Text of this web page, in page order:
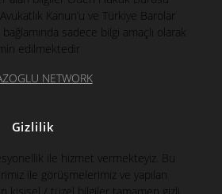
Kanun’u ve Türkiye Barolar
sadece bilgi amaçlı olarak
edilmektedir
NETWORK
Gizlilik
ile hizmet vermekteyiz. Bu
ile görüşmelerimiz ve yapılan